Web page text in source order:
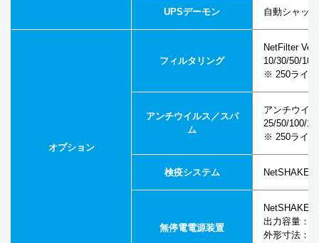
UPSデーモン 自動シャッ
オプション
フィルタリング
NetFilter
10/30/50/
※ 250ライ
アンチウイルス／スパ
ム
アンチウイ
25/50/100/
※ 250ライ
検疫システム
無停電電源装置
出力容量：
外形寸法：